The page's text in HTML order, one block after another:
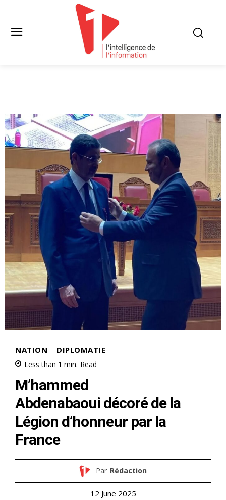
NATION DIPLOMATIE
Less than 1 min. Read
M’hammed
Abdenabaoui décoré de la
Légion d’honneur par la
France
Par Rédaction
12 June 2025